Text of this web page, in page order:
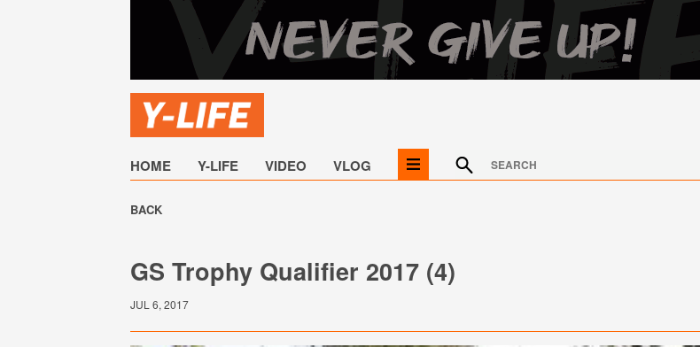
HOME Y-LIFE VIDEO VLOG
BACK
GS Trophy Qualifier 2017 (4)
JUL 6, 2017